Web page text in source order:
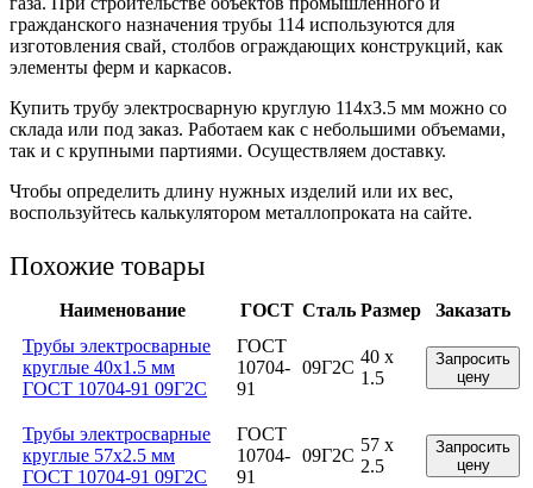
гражданского назначения трубы 114 используются для
изготовления свай, столбов ограждающих конструкций, как
элементы ферм и каркасов.
Купить трубу электросварную круглую 114х3.5 мм можно со
склада или под заказ. Работаем как с небольшими объемами,
так и с крупными партиями. Осуществляем доставку.
Чтобы определить длину нужных изделий или их вес,
воспользуйтесь калькулятором металлопроката на сайте.
Похожие товары
Наименование ГОСТ Сталь Размер
Заказать
Трубы электросварные
круглые 40x1.5 мм
ГОСТ 10704-91 09Г2С
ГОСТ
10704-
91
09Г2С
40 x
1.5
Запросить
цену
Трубы электросварные
круглые 57x2.5 мм
ГОСТ 10704-91 09Г2С
ГОСТ
10704-
91
09Г2С
57 x
2.5
Запросить
цену